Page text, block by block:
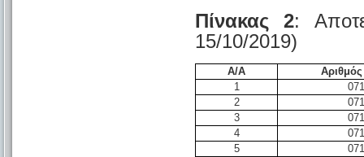
Πίνακας 2:
15/10/2019)
Α/Α
1
2
3
4
5